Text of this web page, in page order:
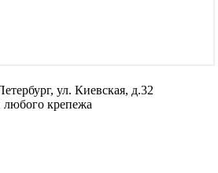
ул. Киевская, д.32
крепежа